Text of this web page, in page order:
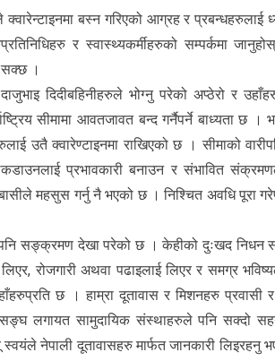
बस्न गरिएको आग्रह र प्रबन्धहरुलाई
र स्वास्थ्यकर्मीहरुको सम्पर्कमा
सक्छ ।
दिदीबहिनीहरुले भोग्नु परेको अप्ठेरो र
सीमामा आवतजावत बन्द गर्नैपर्ने बाध्यता छ ।
उतै क्वारेण्टाइनमा राखिएको छ । सीमाको
प्रभावकारी बनाउन र संभावित
महसुस गर्नु नै भएको छ । निश्चित अवधि पूरा
पनि सङ्क्रमण देखा परेको छ । केहीको दुःखद निधन
रोजगारी अथवा पढाइलाई लिएर र समग्र
छ । हाम्रा दूतावास र मिशनहरु प्रवासी
लगायत सामुदायिक संस्थाहरुले पनि सक्दो
नेपाली दूतावासहरु मार्फत जानकारी लिइरहनु